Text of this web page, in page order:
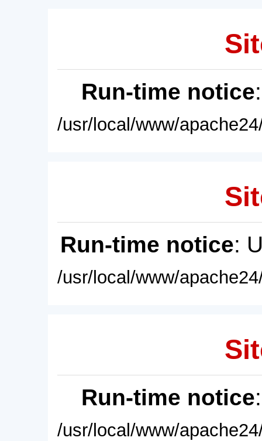
Run-time notice
/usr/local/www/
Run-time notice:
/usr/local/www/
Run-time notice
/usr/local/www/